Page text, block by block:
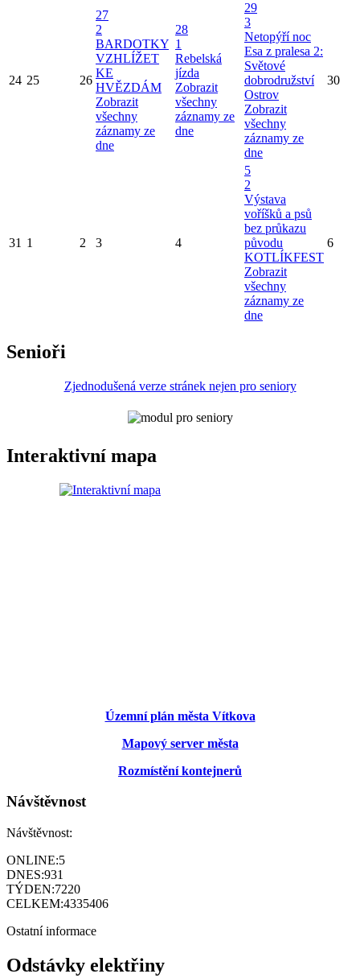
24 25 26
27
2
BARDOTKY
VZHLÍŽET
KE
HVĚZDÁM
Zobrazit
všechny
záznamy ze
dne
28
1
Rebelská
jízda
Zobrazit
všechny
záznamy ze
dne
29
3
Netopýří noc
Esa z pralesa 2:
Světové
dobrodružství
Ostrov
Zobrazit
všechny
záznamy ze
dne
30
31 1 2 3 4
5
2
Výstava
voříšků a psů
bez průkazu
původu
KOTLÍKFEST
Zobrazit
všechny
záznamy ze
dne
6
Senioři
Zjednodušená verze stránek nejen pro seniory
Interaktivní mapa
Územní plán města Vítkova
Mapový server města
Rozmístění kontejnerů
Návštěvnost
Návštěvnost:
ONLINE:5
DNES:931
TÝDEN:7220
CELKEM:4335406
Ostatní informace
Odstávky elektřiny